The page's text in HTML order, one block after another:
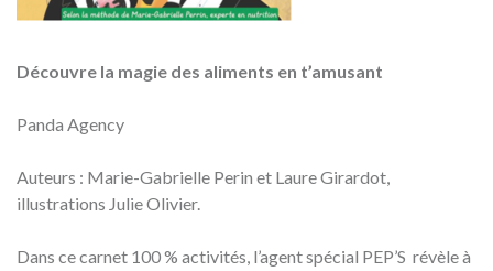
Découvre la magie des aliments en t’amusant
Panda Agency
Auteurs : Marie-Gabrielle Perin et Laure Girardot,
illustrations Julie Olivier.
Dans ce carnet 100 % activités, l’agent spécial PEP’S révèle à